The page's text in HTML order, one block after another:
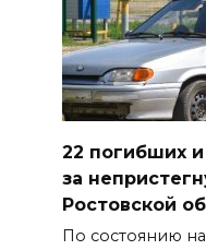
07 августа
Полиция
07 августа
22 погибших
за
Ростовской
По состоянию на